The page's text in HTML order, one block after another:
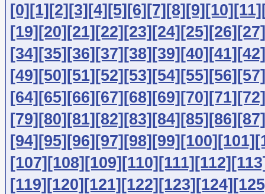
[0] [1] [2] [3] [4] [5] [6] [7] [8] [9] [10] [11]
[19] [20] [21] [22] [23] [24] [25] [26] [27]
[34] [35] [36] [37] [38] [39] [40] [41] [42]
[49] [50] [51] [52] [53] [54] [55] [56] [57]
[64] [65] [66] [67] [68] [69] [70] [71] [72]
[79] [80] [81] [82] [83] [84] [85] [86] [87]
[94] [95] [96] [97] [98] [99] [100] [101]
[107] [108] [109] [110] [111] [112]
[119] [120] [121] [122] [123] [124]